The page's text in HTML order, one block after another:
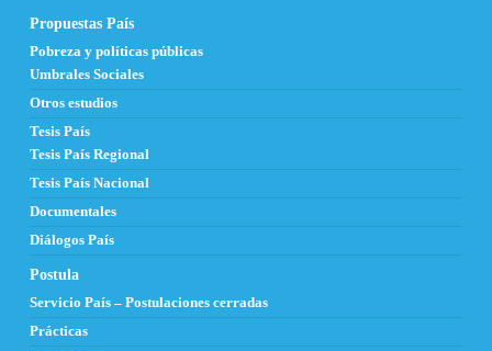
Propuestas País
Pobreza y políticas públicas
Umbrales Sociales
Otros estudios
Tesis País
Tesis País Regional
Tesis País Nacional
Documentales
Diálogos País
Postula
Servicio País – Postulaciones cerradas
Prácticas